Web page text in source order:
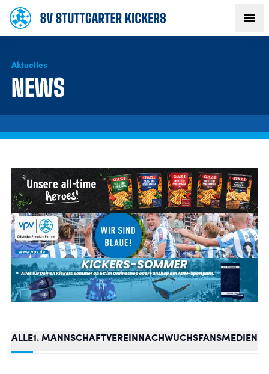
AKTUELLES
FANS
NACHWUCHS
BUSINESS
TICKETS
Aktuelles
NEWS
ALLE1. MANNSCHAFTVEREINNACHWUCHSFANSMEDIEN